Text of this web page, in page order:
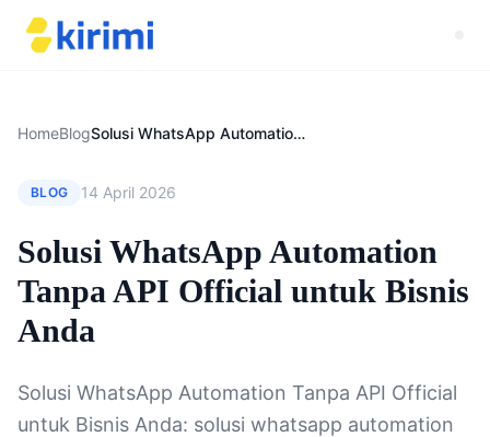
HomeBlog Solusi WhatsApp Automation Tanpa API Official untuk Bisnis Anda
BLOG 14 April 2026
Solusi WhatsApp Automation
Tanpa API Official untuk Bisnis
Anda
Solusi WhatsApp Automation Tanpa API Official
untuk Bisnis Anda: solusi whatsapp automation